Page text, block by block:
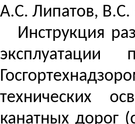
А.С. Липатов,
Инструкция
эксплуатации
технических
канатных дорог